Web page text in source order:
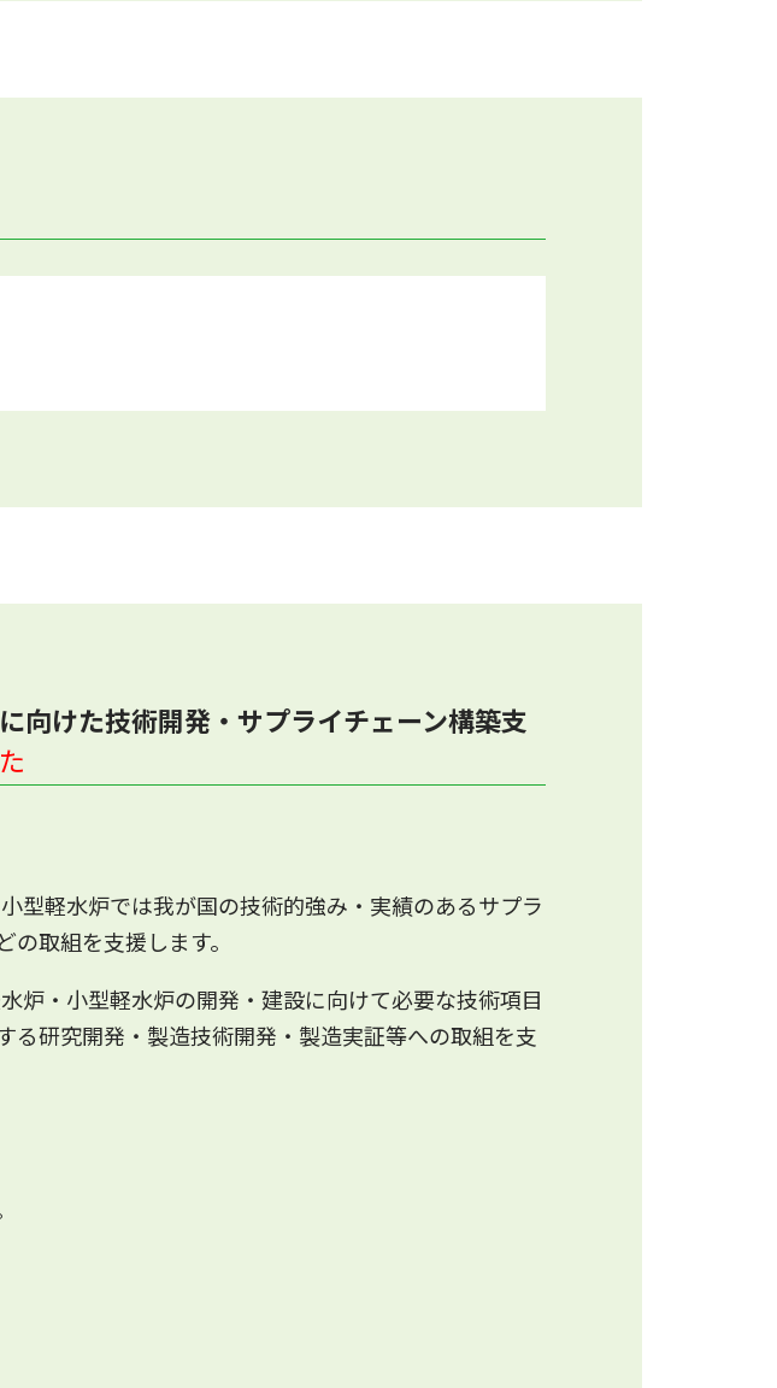
けた技術開発・サプライチェーン構築支
型軽水炉では我が国の技術的強み・実績のあるサプラ
取組を支援します。
炉・小型軽水炉の開発・建設に向けて必要な技術項目
研究開発・製造技術開発・製造実証等への取組を支